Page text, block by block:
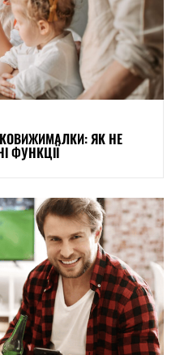
ЯК НЕ
ФУНКЦІЇ